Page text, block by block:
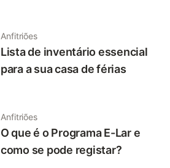
Anfitriões
Lista de inventário essencial
para a sua casa de férias
Anfitriões
O que é o Programa E-Lar e
como se pode registar?